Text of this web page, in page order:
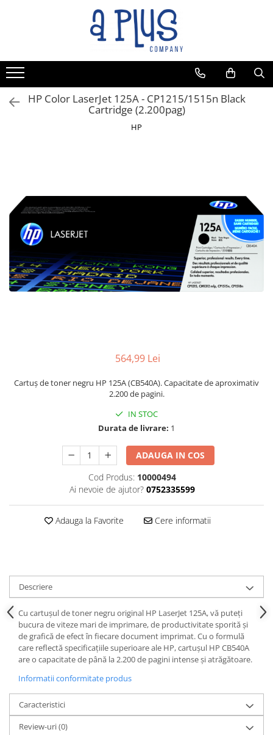
HP Color LaserJet 125A - CP1215/1515n Black
Cartridge (2.200pag)
HP
564,99 Lei
Cartuș de toner negru HP 125A (CB540A). Capacitate de aproximativ
2.200 de pagini.
IN STOC
Durata de livrare: 1
ADAUGA IN COS
Cod Produs: 10000494
Ai nevoie de ajutor? 0752335599
Adauga la Favorite Cere informatii
Descriere
Cu cartușul de toner negru original HP LaserJet 125A, vă puteți
bucura de viteze mari de imprimare, de productivitate sporită și
de grafică de efect în fiecare document imprimat. Cu o formulă
care reflectă specificațiile superioare ale HP, cartușul HP CB540A
are o capacitate de până la 2.200 de pagini intense și atrăgătoare.
Informatii conformitate produs
Caracteristici
Review-uri(0)